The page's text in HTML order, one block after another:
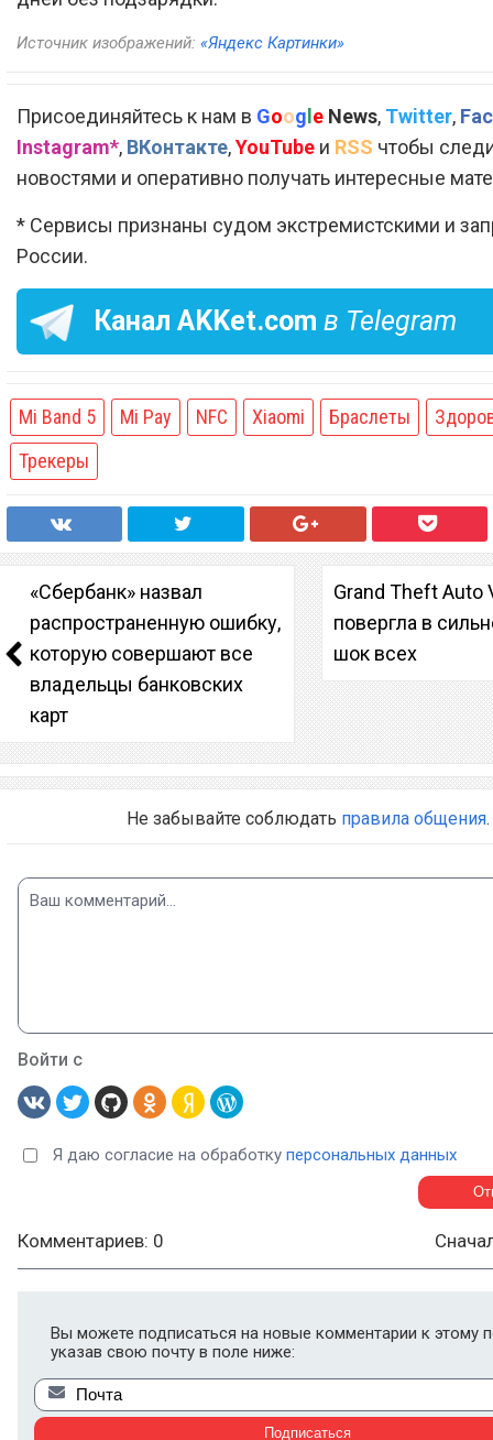
Источник изображений: «Яндекс Картинки»
Присоединяйтесь к нам в Google News, Twitter,
Instagram*, ВКонтакте,YouTube и RSS чтобы
новостями и оперативно получать интересные
* Сервисы признаны судом экстремистскими и
России.
Канал AKKet.com в Telegram
Mi Band 5 Mi Pay NFC Xiaomi Браслеты
Трекеры
«Сбербанк» назвал
распространенную ошибку,
которую совершают все
владельцы банковских
карт
Grand Theft Auto
повергла в
шок всех
Не забывайте соблюдать правила общения.
Войти с
Я даю согласие на обработку персональных данных
Комментариев: 0
Вы можете подписаться на новые комментарии к этому
указав свою почту в поле ниже: